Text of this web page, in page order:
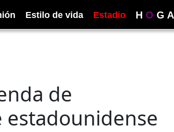
Estilo de vida Estadio H O G A
de
estadounidense